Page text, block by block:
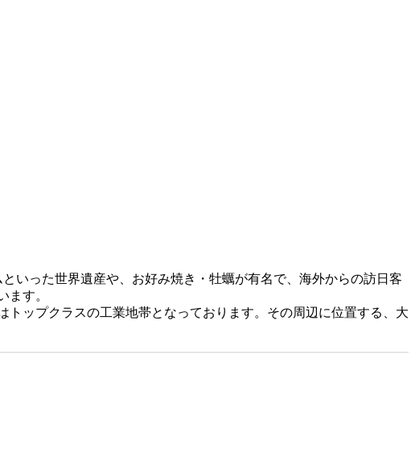
いった世界遺産や、お好み焼き・牡蠣が有名で、海外からの訪日客
ます。
ップクラスの工業地帯となっております。その周辺に位置する、大